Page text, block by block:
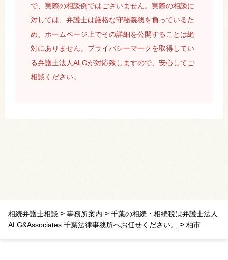
で、実際の相談例ではございません。実際の相談に
対しては、弁護士は厳格な守秘義務を負っているた
め、ホームページ上でその詳細を公開することは絶
対にありません。プライバシーマークを取得してい
る弁護士法人ALGが対応致しますので、安心してご
相談ください。
相続弁護士相談 > 事務所案内 > 千葉の相続・相続税は弁護士法人
ALG&Associates 千葉法律事務所へお任せください。
> 柏市